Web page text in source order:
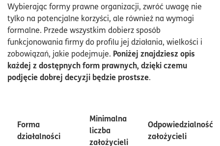
Wybierając formy prawne organizacji, zwróć uwagę nie
tylko na potencjalne korzyści, ale również na wymogi
formalne. Przede wszystkim dobierz sposób
funkcjonowania firmy do profilu jej działania, wielkości i
zobowiązań, jakie podejmuje. Poniżej znajdziesz opis
każdej z dostępnych form prawnych, dzięki czemu
podjęcie dobrej decyzji będzie prostsze.
Forma
działalności
Minimalna
liczba
założycieli
Odpowiedzialność
założycieli